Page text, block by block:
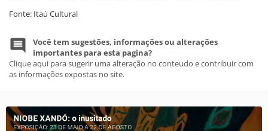
Fonte: Itaú Cultural
Você tem sugestões, informações ou alterações
importantes para esta pagina?
Clique aqui para sugerir uma alteração no conteudo e contribuir com
as informações expostas no site.